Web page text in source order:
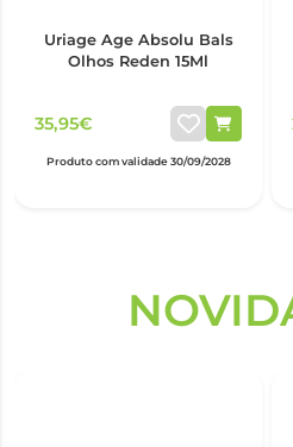
Uriage Age Absolu Bals
Olhos Reden 15Ml
35,95€
Produto com validade 30/09/2028